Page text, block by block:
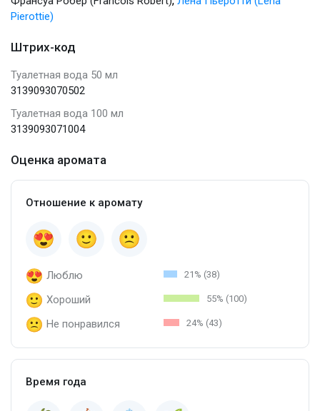
Pierottie)
Штрих-код
Туалетная вода 50 мл
3139093070502
Туалетная вода 100 мл
3139093071004
Оценка аромата
Отношение к аромату
Люблю 21% (38)
Хороший 55% (100)
Не понравился 24% (43)
Время года